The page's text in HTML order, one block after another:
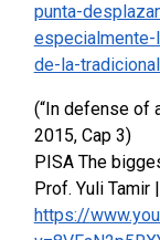
punta-
de-la-
(“In defense of
2015, Cap 3)
PISA The
Prof. Yuli Tamir
https://